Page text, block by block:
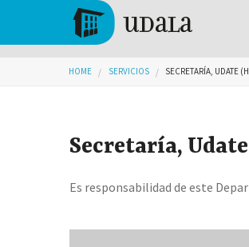
Skip to main content
You are here
HOME SERVICIOS SECRETARÍA, UDATE
Secretaría,
Es responsabilidad de este